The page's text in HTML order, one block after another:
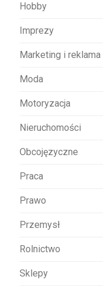
Hobby
Imprezy
Marketing i reklama
Moda
Motoryzacja
Nieruchomości
Obcojęzyczne
Praca
Prawo
Przemysł
Rolnictwo
Sklepy